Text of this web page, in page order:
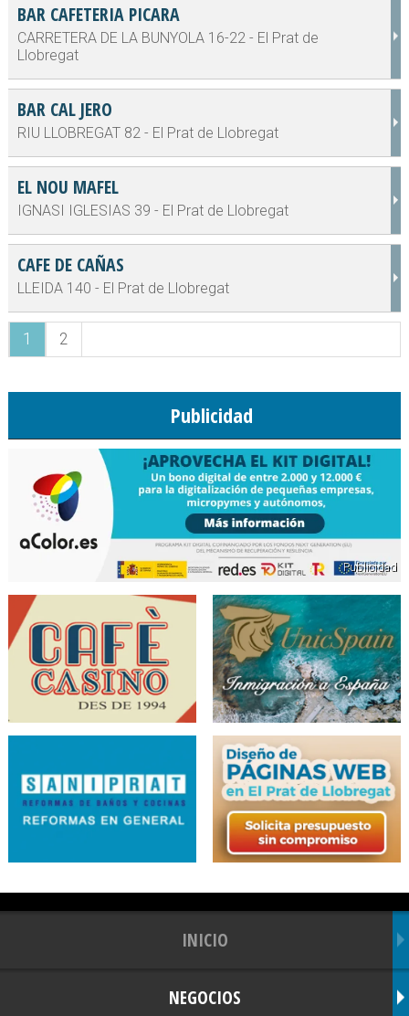
BAR CAFETERIA PICARA
CARRETERA DE LA BUNYOLA 16-22 - El Prat de
Llobregat
BAR CAL JERO
RIU LLOBREGAT 82 - El Prat de Llobregat
EL NOU MAFEL
IGNASI IGLESIAS 39 - El Prat de Llobregat
CAFE DE CAÑAS
LLEIDA 140 - El Prat de Llobregat
1 2
Publicidad
INICIO
NEGOCIOS